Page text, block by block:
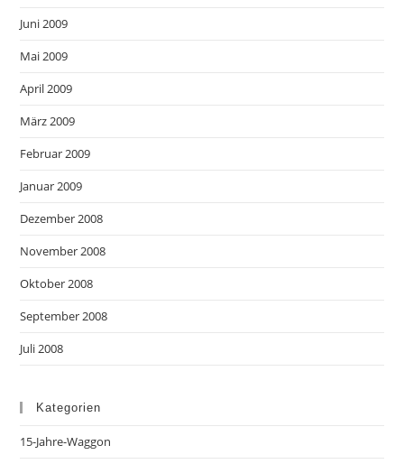
Juni 2009
Mai 2009
April 2009
März 2009
Februar 2009
Januar 2009
Dezember 2008
November 2008
Oktober 2008
September 2008
Juli 2008
Kategorien
15-Jahre-Waggon